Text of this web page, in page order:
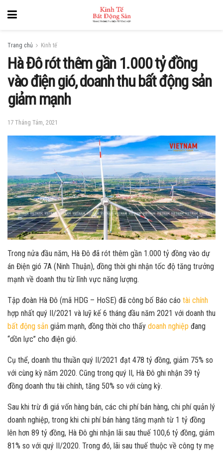
Trang chủ Kinh tế
Hà Đô rót thêm gần 1.000 tỷ đồng
vào điện gió, doanh thu bất động sản
giảm mạnh
17 Tháng Tám, 2021
Trong nửa đầu năm, Hà Đô đã rót thêm gần 1.000 tỷ đồng vào dự
án Điện gió 7A (Ninh Thuận), đồng thời ghi nhận tốc độ tăng trưởng
mạnh về doanh thu từ lĩnh vực năng lượng.
Tập đoàn Hà Đô (mã HDG – HoSE) đã công bố Báo cáo tài chính
hợp nhất quý II/2021 và luỹ kế 6 tháng đầu năm 2021 với doanh thu
bất động sản giảm mạnh, đồng thời cho thấy doanh nghiệp đang
“dồn lực” cho điện gió.
Cụ thể, doanh thu thuần quý II/2021 đạt 478 tỷ đồng, giảm 75% so
với cùng kỳ năm 2020. Cũng trong quý II, Hà Đô ghi nhận 39 tỷ
đồng doanh thu tài chính, tăng 50% so với cùng kỳ.
Sau khi trừ đi giá vốn hàng bán, các chi phí bán hàng, chi phí quản lý
doanh nghiệp, trong khi chi phí bán hàng tăng mạnh từ 1 tỷ đồng
lên hơn 89 tỷ đồng, Hà Đô ghi nhận lãi sau thuế 100,6 tỷ đồng, giảm
81% so với quý II/2020. Trong đó, lãi sau thuế thuộc về công ty mẹ